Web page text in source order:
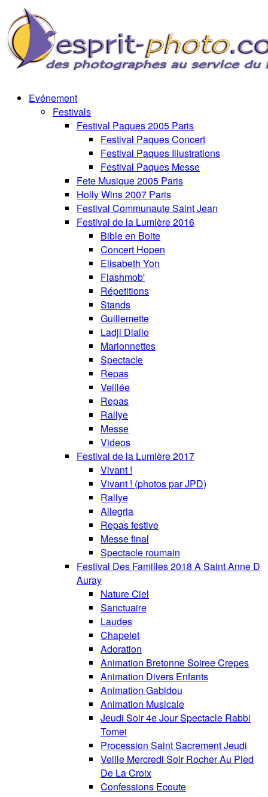
Evénement
Festivals
Festival Paques 2005 Paris
Festival Paques Concert
Festival Paques Illustrations
Festival Paques Messe
Fete Musique 2005 Paris
Holly Wins 2007 Paris
Festival Communaute Saint Jean
Festival de la Lumière 2016
Bible en Boite
Concert Hopen
Elisabeth Yon
Flashmob'
Répetitions
Stands
Guillemette
Ladji Diallo
Marionnettes
Spectacle
Repas
Veillée
Repas
Rallye
Messe
Videos
Festival de la Lumière 2017
Vivant !
Vivant ! (photos par JPD)
Rallye
Allegria
Repas festive
Messe final
Spectacle roumain
Festival Des Familles 2018 A Saint Anne D
Auray
Nature Ciel
Sanctuaire
Laudes
Chapelet
Adoration
Animation Bretonne Soiree Crepes
Animation Divers Enfants
Animation Gabidou
Animation Musicale
Jeudi Soir 4e Jour Spectacle Rabbi
Tomei
Procession Saint Sacrement Jeudi
Veille Mercredi Soir Rocher Au Pied
De La Croix
Confessions Ecoute